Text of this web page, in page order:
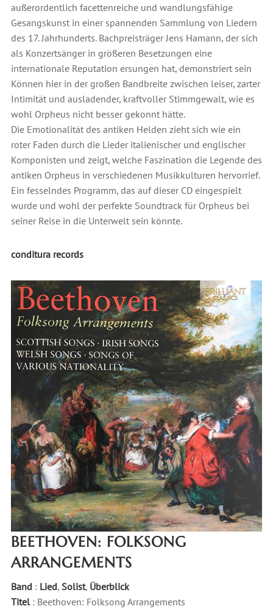
außerordentlich facettenreiche und wandlungsfähige
Gesangskunst in einer spannenden Sammlung von Liedern
des 17. Jahrhunderts. Bachpreisträger Jens Hamann, der sich
als Konzertsänger in größeren Besetzungen eine
internationale Reputation ersungen hat, demonstriert sein
Können hier in der großen Bandbreite zwischen leiser, zarter
Intimität und ausladender, kraftvoller Stimmgewalt, wie es
wohl Orpheus nicht besser gekonnt hätte.
Die Emotionalität des antiken Helden zieht sich wie ein
roter Faden durch die Lieder italienischer und englischer
Komponisten und zeigt, welche Faszination die Legende des
antiken Orpheus in verschiedenen Musikkulturen hervorrief.
Ein fesselndes Programm, das auf dieser CD eingespielt
wurde und wohl der perfekte Soundtrack für Orpheus bei
seiner Reise in die Unterwelt sein könnte.
conditura records
BEETHOVEN: FOLKSONG
ARRANGEMENTS
Band : Lied, Solist, Überblick
Titel: Beethoven: Folksong Arrangements